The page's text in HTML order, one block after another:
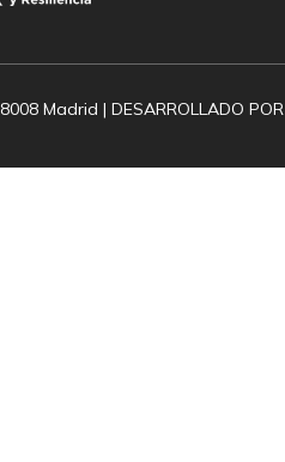
Madrid | DESARROLLADO POR